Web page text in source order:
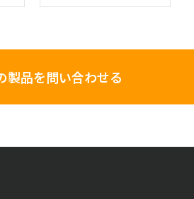
製品を問い合わせる